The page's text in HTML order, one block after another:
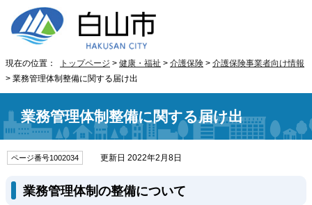
現在の位置： トップページ > 健康・福祉 > 介護保険 > 介護保険事業者向け情報
> 業務管理体制整備に関する届け出
業務管理体制整備に関する届け出
ページ番号1002034 更新日 2022年2月8日
業務管理体制の整備について